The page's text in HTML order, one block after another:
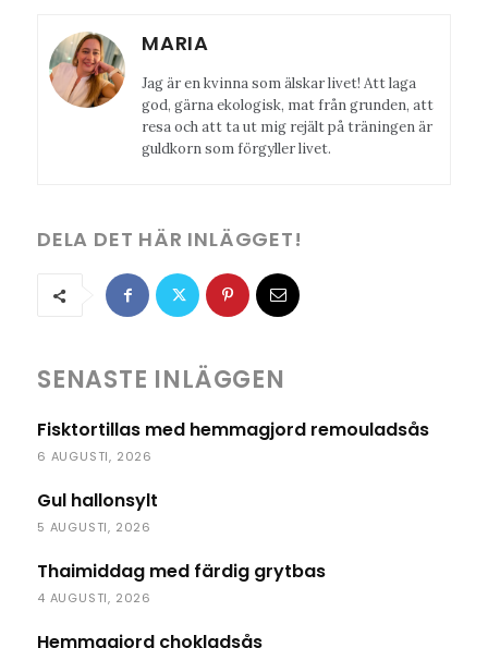
MARIA
Jag är en kvinna som älskar livet! Att laga
god, gärna ekologisk, mat från grunden, att
resa och att ta ut mig rejält på träningen är
guldkorn som förgyller livet.
DELA DET HÄR INLÄGGET!
SENASTE INLÄGGEN
Fisktortillas med hemmagjord remouladsås
6 AUGUSTI, 2026
Gul hallonsylt
5 AUGUSTI, 2026
Thaimiddag med färdig grytbas
4 AUGUSTI, 2026
Hemmagjord chokladsås